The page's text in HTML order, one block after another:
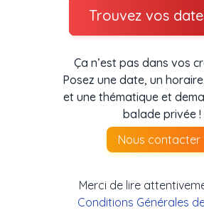
Trouvez vos
Ça n’est pas dans vos
Posez une date, un
et une thématique et
balade privée !
Nous contacter
Merci de lire
Conditions Générales